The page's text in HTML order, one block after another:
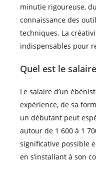
minutie rigoureuse,
connaissance des
techniques. La
indispensables pour
Quel est le
Le salaire d’un
expérience, de sa
un débutant peut
autour de 1 600 à 1
significative possible
en s’installant à son